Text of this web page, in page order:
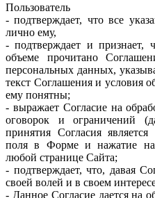
Пользователь
- подтверждает, что все
лично ему,
- подтверждает и
объеме прочитано
персональных данных,
текст Соглашения и условия
ему понятны;
- выражает Согласие на
оговорок и ограничений
принятия Согласия
поля в Форме и нажатие
любой странице Сайта;
- подтверждает, что, давая
своей волей и в своем
- Данное Согласие дается на